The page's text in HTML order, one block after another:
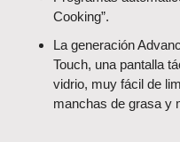
Cooking”.
La generación
Touch, una pantalla
vidrio, muy fácil de
manchas de grasa y